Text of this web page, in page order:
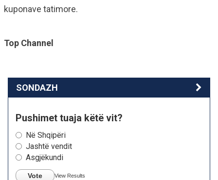
kuponave tatimore.
Top Channel
SONDAZH
Pushimet tuaja këtë vit?
Në Shqipëri
Jashtë vendit
Asgjëkundi
Vote View Results